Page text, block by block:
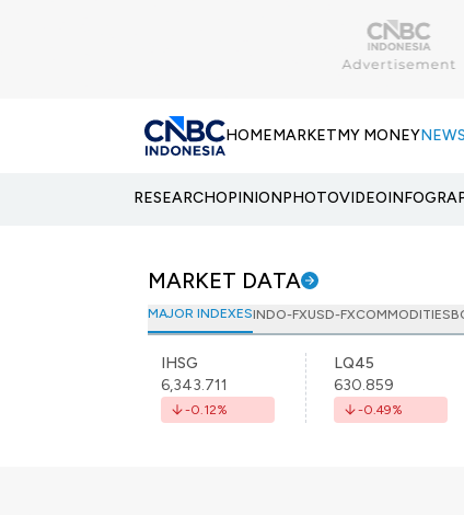
HOMEMARKETMY MONEYNEWS
RESEARCHOPINIONPHOTOVIDEO
MARKET DATA
MAJOR INDEXESINDO-FXUSD-FXCOMMODITIES
IHSG
6,343.711
-0.12%
LQ45
630.859
-0.49%